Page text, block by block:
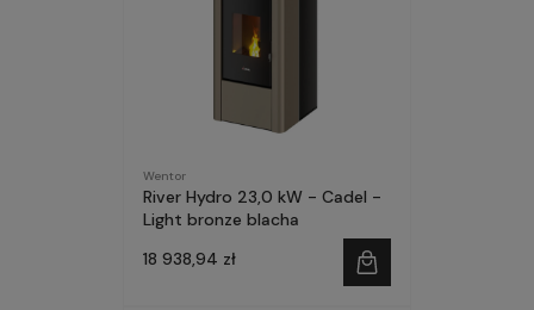
Wentor
River Hydro 23,0 kW - Cadel -
Light bronze blacha
18 938,94 zł